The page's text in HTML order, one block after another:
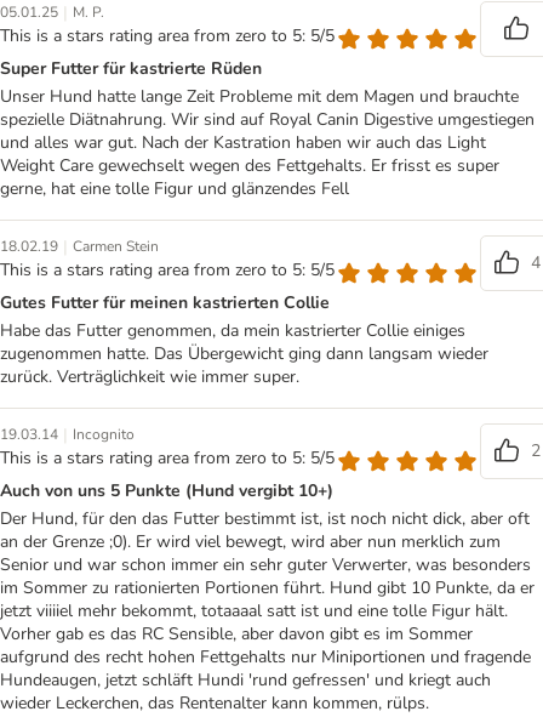
05.01.25 | M. P.
This is a stars rating area from zero to 5: 5/5
Super Futter für kastrierte Rüden
Unser Hund hatte lange Zeit Probleme mit dem Magen und brauchte
spezielle Diätnahrung. Wir sind auf Royal Canin Digestive umgestiegen
und alles war gut. Nach der Kastration haben wir auch das Light
Weight Care gewechselt wegen des Fettgehalts. Er frisst es super
gerne, hat eine tolle Figur und glänzendes Fell
18.02.19 | Carmen Stein
This is a stars rating area from zero to 5: 5/5
4
Gutes Futter für meinen kastrierten Collie
Habe das Futter genommen, da mein kastrierter Collie einiges
zugenommen hatte. Das Übergewicht ging dann langsam wieder
zurück. Verträglichkeit wie immer super.
19.03.14 | Incognito
This is a stars rating area from zero to 5: 5/5
2
Auch von uns 5 Punkte (Hund vergibt 10+)
Der Hund, für den das Futter bestimmt ist, ist noch nicht dick, aber oft
an der Grenze ;0). Er wird viel bewegt, wird aber nun merklich zum
Senior und war schon immer ein sehr guter Verwerter, was besonders
im Sommer zu rationierten Portionen führt. Hund gibt 10 Punkte, da er
jetzt viiiiel mehr bekommt, totaaaal satt ist und eine tolle Figur hält.
Vorher gab es das RC Sensible, aber davon gibt es im Sommer
aufgrund des recht hohen Fettgehalts nur Miniportionen und fragende
Hundeaugen, jetzt schläft Hundi 'rund gefressen' und kriegt auch
wieder Leckerchen, das Rentenalter kann kommen, rülps.